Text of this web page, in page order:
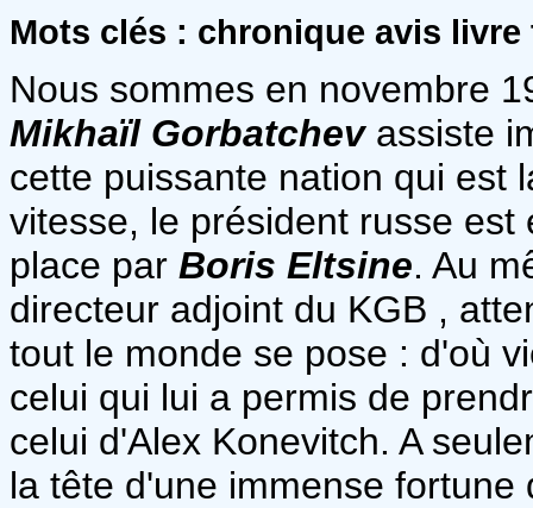
Mots clés : chronique avis
Nous sommes en novembre
Mikhaïl Gorbatchevassiste
cette puissante nation qui est
vitesse, le président russe
place par Boris Eltsine. Au
directeur adjoint du KGB ,
tout le monde se pose : d'où
celui qui lui a permis de
celui d'Alex Konevitch. A
la tête d'une immense